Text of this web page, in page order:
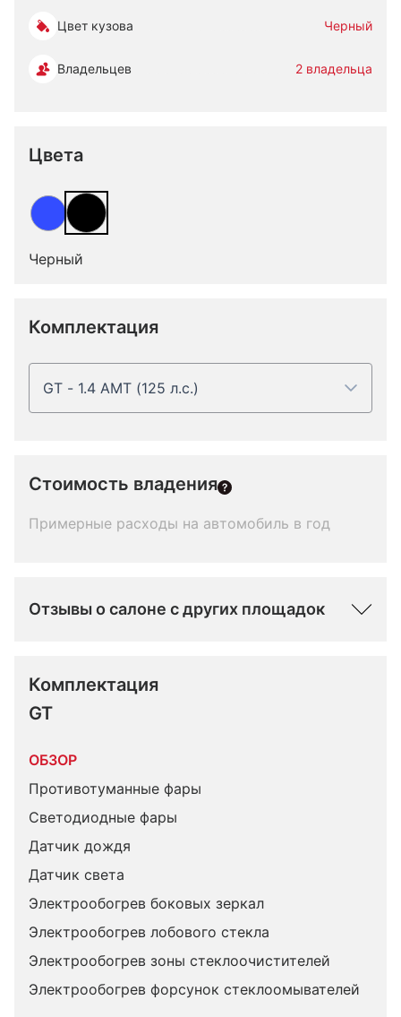
Цвет кузова Черный
Владельцев 2 владельца
Цвета
Черный
Комплектация
GT - 1.4 AMT (125 л.с.)
Стоимость владения
Примерные расходы на автомобиль в год
Отзывы о салоне с других площадок
Комплектация
GT
ОБЗОР
Противотуманные фары
Светодиодные фары
Датчик дождя
Датчик света
Электрообогрев боковых зеркал
Электрообогрев лобового стекла
Электрообогрев зоны стеклоочистителей
Электрообогрев форсунок стеклоомывателей